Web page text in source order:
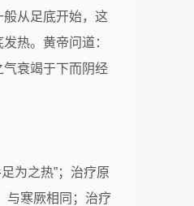
从足底开始，这
热。黄帝问道：
衰竭于下而阴经
为之热”；治疗原
与寒厥相同；治疗